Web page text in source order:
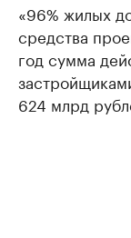
«96% жилых
средства
год сумма
624 млрд